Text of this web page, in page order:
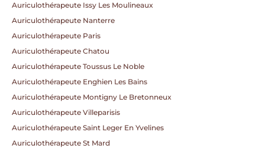
Auriculothérapeute Issy Les Moulineaux
Auriculothérapeute Nanterre
Auriculothérapeute Paris
Auriculothérapeute Chatou
Auriculothérapeute Toussus Le Noble
Auriculothérapeute Enghien Les Bains
Auriculothérapeute Montigny Le Bretonneux
Auriculothérapeute Villeparisis
Auriculothérapeute Saint Leger En Yvelines
Auriculothérapeute St Mard